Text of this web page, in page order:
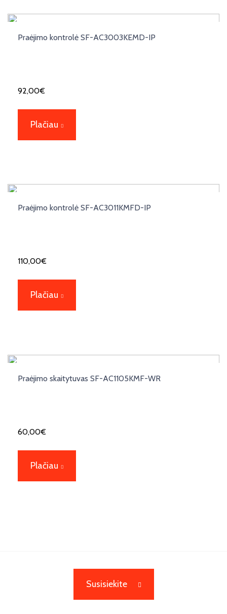
Praėjimo kontrolė SF-AC3003KEMD-IP
92,00€
Plačiau
Praėjimo kontrolė SF-AC3011KMFD-IP
110,00€
Plačiau
Praėjimo skaitytuvas SF-AC1105KMF-WR
60,00€
Plačiau
Susisiekite